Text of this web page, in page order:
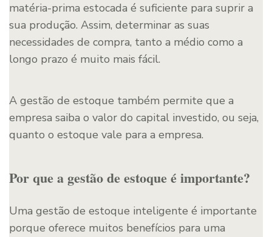
matéria-prima estocada é suficiente para suprir a
sua produção. Assim, determinar as suas
necessidades de compra, tanto a médio como a
longo prazo é muito mais fácil.
A gestão de estoque também permite que a
empresa saiba o valor do capital investido, ou seja,
quanto o estoque vale para a empresa.
Por que a gestão de estoque é importante?
Uma gestão de estoque inteligente é importante
porque oferece muitos benefícios para uma